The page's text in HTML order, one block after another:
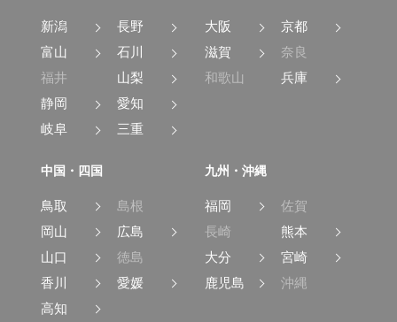
新潟
長野
富山
石川
福井
山梨
静岡
愛知
岐阜
三重
大阪
京都
滋賀
奈良
和歌山
兵庫
中国・四国
鳥取
島根
岡山
広島
山口
徳島
香川
愛媛
高知
九州・沖縄
福岡
佐賀
長崎
熊本
大分
宮崎
鹿児島
沖縄